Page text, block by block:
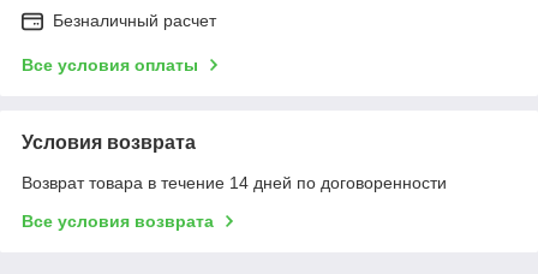
Безналичный расчет
Все условия оплаты
Условия возврата
Возврат товара в течение 14 дней по договоренности
Все условия возврата